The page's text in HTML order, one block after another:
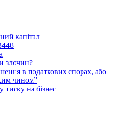
капітал
злочин?
в податкових спорах, або
чином”
тиску на бізнес